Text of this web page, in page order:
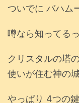
ついでに バハム
噂なら知ってる
クリスタルの塔
使いが住む神の城
やっぱり 4つの